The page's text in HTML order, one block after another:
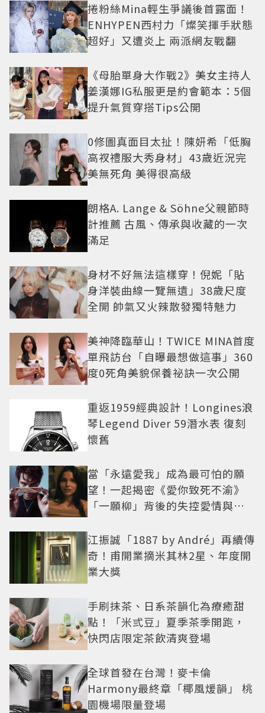
捲粉絲Mina輕生爭議後首露面！
ENHYPEN西村力「燦笑揮手狀態
超好」又遭炎上 兩派網友戰翻
《母胎單身大作戰2》美女主持人
姜漢娜IG私服更是約會範本：5個
提升氣質穿搭Tips公開
0修圖真面目太扯！陳妍希「低胸
高衩禮服大秀身材」43歲近況完
美無死角 美得很高級
朗格A. Lange & Söhne父親節時
計推薦 古風、傳承與收藏的一次
滿足
身材不好無法這樣穿！倪妮「貼
身洋裝曲線一覽無遺」38歲尺度
全開 帥氣又火辣散發獨特魅力
美神降臨華山！TWICE MINA首度
單飛訪台「自曝最想做這事」360
度0死角美貌保養祕訣一次公開
重返1959經典設計！Longines浪
琴Legend Diver 59潛水表 復刻
懷舊
當「永遠愛我」成為最可怕的願
望！一起揭密《愛你致死不渝》
「一願柳」背後的失控愛情與爆
江振誠「1887 by André」再續傳
奇！甫開業摘米其林2星、年度開
業大獎
手刷抹茶、日系茶韻化為療癒甜
點！「米弎豆」夏季茶季開跑，
快閃店限定茶飲清爽登場
全球首發在台灣！麥卡倫
Harmony最終章「椰風煖韻」 桃
園機場限量登場